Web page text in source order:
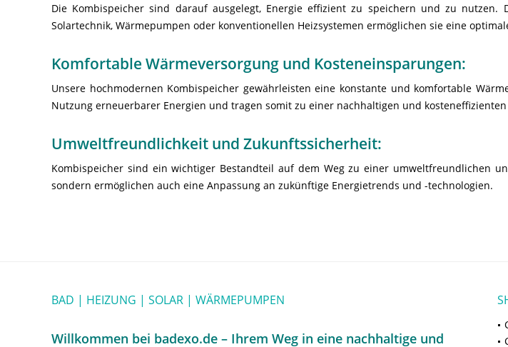
Die Kombispeicher sind darauf ausgelegt, Energie effizient zu speichern und zu
Solartechnik, Wärmepumpen oder konventionellen Heizsystemen ermöglichen sie eine
Komfortable Wärmeversorgung und Kosteneinsparungen:
Unsere hochmodernen Kombispeicher gewährleisten eine konstante und komfortable
Nutzung erneuerbarer Energien und tragen somit zu einer nachhaltigen und
Umweltfreundlichkeit und Zukunftssicherheit:
Kombispeicher sind ein wichtiger Bestandteil auf dem Weg zu einer umweltfreundlichen
sondern ermöglichen auch eine Anpassung an zukünftige Energietrends und -technologien.
BAD | HEIZUNG | SOLAR | WÄRMEPUMPEN
Willkommen bei badexo.de – Ihrem Weg in eine nachhaltige und